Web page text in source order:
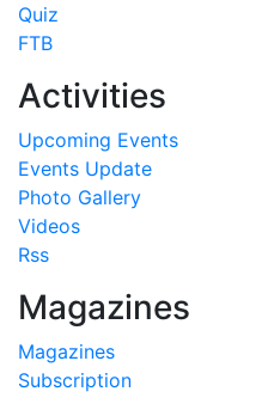
Quiz
FTB
Activities
Upcoming Events
Events Update
Photo Gallery
Videos
Rss
Magazines
Magazines
Subscription